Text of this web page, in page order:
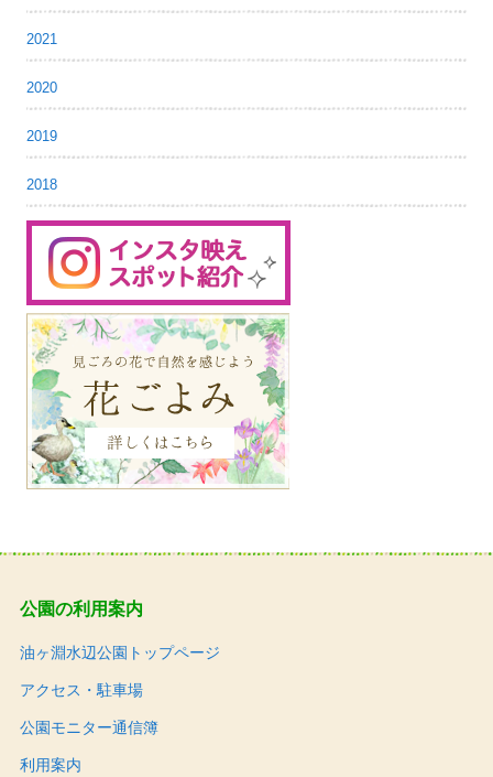
2021
2020
2019
2018
公園の利用案内
油ヶ淵水辺公園トップページ
アクセス・駐車場
公園モニター通信簿
利用案内